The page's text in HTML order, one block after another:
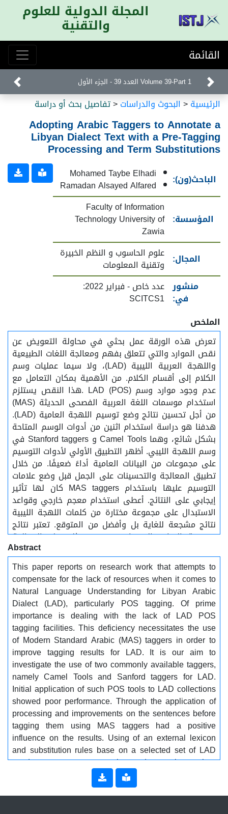
المجلة الدولية للعلوم
والتقنية
القائمة
Volume 39-Part 1 العدد 39 - الجزء الأول
الرئيسية< البحوث والدراسات<تفاصيل بحث أو دراسة
Adopting Arabic Taggers to Annotate a
Libyan Dialect Text with a Pre-Tagging
Processing and Term Substitutions
الباحث(ون): Mohamed Taybe Elhadi
Ramadan Alsayed Alfared
المؤسسة:
Faculty of Information
Technology University of
Zawia
المجال: علوم الحاسوب و النظم الخبيرة
وتقنية المعلومات
منشور
في:
عدد خاص - فبراير 2022:
SCITCS1
الملخص
تعرض هذه الورقة عمل بحثي في محاولة التعويض عن
نقص الموارد والتي تتعلق بفهم ومعالجة اللغات الطبيعية
واللهجة العربية الليبية (LAD)، ولا سيما عمليات وسم
الكلام إلى أقسام الكلام. من الأهمية بمكان التعامل مع
عدم وجود موارد وسم LAD (POS) .هذا النقص يستلزم
استخدام موسمات اللغة العربية الفصحى الحديثة (MAS)
من أجل تحسين نتائج وضع توسيم اللهجة العامية (LAD).
هدفنا هو دراسة استخدام اثنين من أدوات الوسم المتاحة
بشكل شائع، وهما Camel Tools و Stanford taggers في
وسم اللهجة الليبي. أظهر التطبيق الأولي لأدوات التوسيم
على مجموعات من البيانات العامية أداءً ضعيفًا. من خلال
تطبيق المعالجة والتحسينات على الجمل قبل وضع علامات
التوسيم عليها باستخدام MAS taggers كان لها تأثير
إيجابي على النتائج. أعطى استخدام معجم خارجي وقواعد
الاستبدال على مجموعة مختارة من كلمات اللهجة الليبية
نتائج مشجعة للغاية بل وأفضل من المتوقع. تعتبر نتائج
مجموعة التجارب التي اجريت حتى بمثل هذه المعالجة
البدائية التي تستند إلى معجم ضحل للغاية مشجعة للغاية
مع التحسن العام الذي يزيد عن 30٪ (37.43 / 26.37، بأدوات
كمل و ستانفورد على التوالي). إن العمل المستقبلي الذي
يأخذ في الاعتبار تحسينات مفابلة للتحديات المتعلقة
بالاختلافات المعجمية والصرفية وعمليات إلغاء الغموض
يضمن تحقيق نتائج أفضل بكثير.
Abstract
This paper reports on research work that attempts to
compensate for the lack of resources when it comes to
Natural Language Understanding for Libyan Arabic
Dialect (LAD), particularly POS tagging. Of prime
importance is dealing with the lack of LAD POS
tagging facilities. This deficiency necessitates the use
of Modern Standard Arabic (MAS) taggers in order to
improve tagging results for LAD. It is our aim to
investigate the use of two commonly available taggers,
namely Camel Tools and Sanford taggers for LAD.
Initial application of such POS tools to LAD collections
showed poor performance. Through the application of
processing and improvements on the sentences before
tagging them using MAS taggers had a positive
influence on the results. Using of an external lexicon
and substitution rules base on a selected set of LAD
words gave very encouraging and even better than
expected. The pilot set of experiments, even with such
primitive processing based on very shallow lexicon are
very encouraging with overall improvement above 30%